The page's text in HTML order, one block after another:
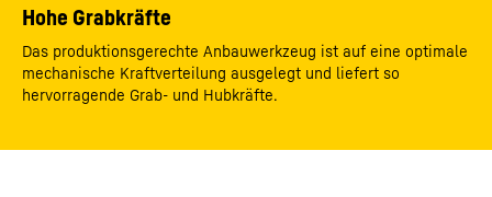
Hohe Grabkräfte
Das produktionsgerechte Anbauwerkzeug ist auf eine optimale
mechanische Kraftverteilung ausgelegt und liefert so
hervorragende Grab- und Hubkräfte.